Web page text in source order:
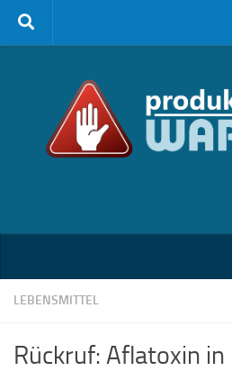
Zum Inhalt springen
LEBENSMITTEL
Rückruf: Aflatoxin